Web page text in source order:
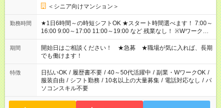
＜シニア向けマンション＞
勤務時間
★1日6時間～の時短シフトOK ★スタート時間選べます！ 7:00～
16:00 9:00～17:00 11:00～19:00 など 残業なし！ ※Wワークの
場合、他のお仕事と合わせ週40時間超の就業はご案内できませ
ん ※法令に基づき、週20時間以上勤務は社会保険への加入対象
となります ※労働者派遣法（日雇い派遣の原則禁止）により、
短時間・短期間の就業はご案内が難しい場合があります
期間
開始日はご相談ください！ ★急募 ★職場が気に入れば、長期
でも働けます！
特徴 日払いOK / 履歴書不要 / 40～50代活躍中 / 副業・WワークOK /
服装自由 / シフト勤務 / 10名以上の大量募集 / 電話対応なし / パ
ソコンスキル不要